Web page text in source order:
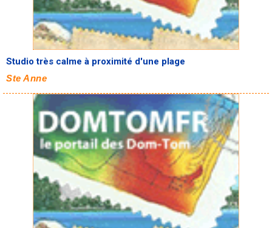
Studio très calme à proximité d'une plage
Ste Anne